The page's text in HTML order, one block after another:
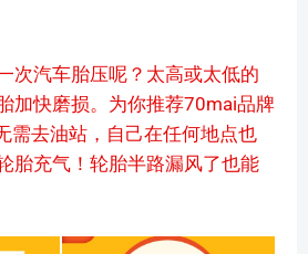
次汽车胎压呢？太高或太低的
加快磨损。为你推荐70mai品牌
需去油站，自己在任何地点也
胎充气！轮胎半路漏风了也能